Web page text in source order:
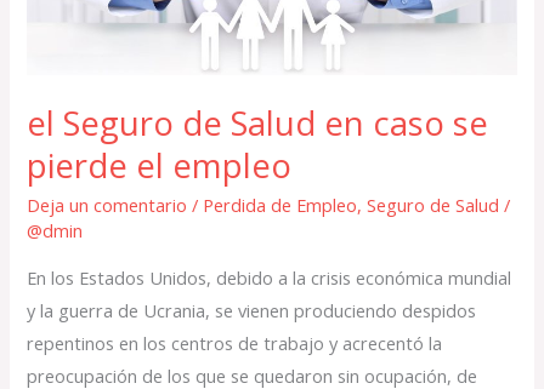
el Seguro de Salud en caso se
pierde el empleo
Deja un comentario / Perdida de Empleo,Seguro de Salud /
@dmin
En los Estados Unidos, debido a la crisis económica mundial
y la guerra de Ucrania, se vienen produciendo despidos
repentinos en los centros de trabajo y acrecentó la
preocupación de los que se quedaron sin ocupación, de
caso
el
empleo